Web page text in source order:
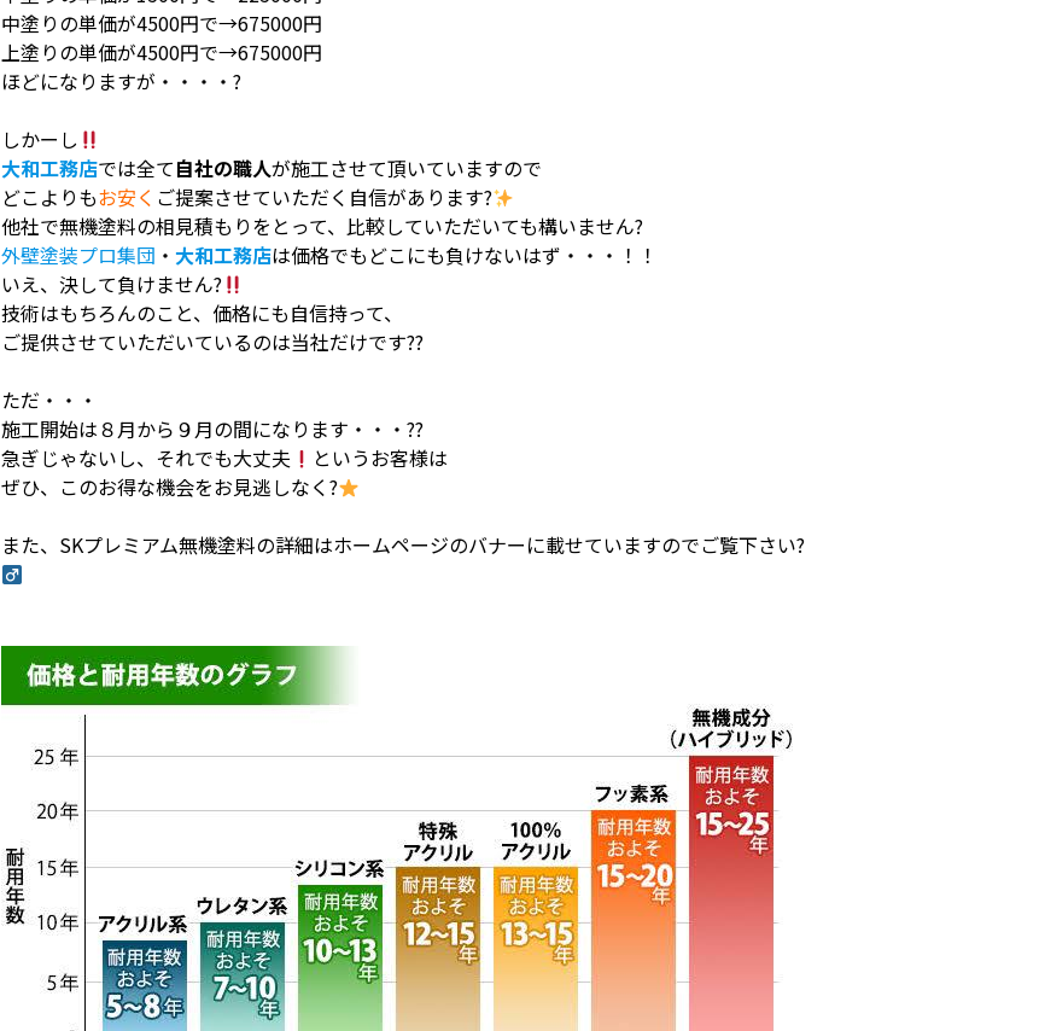
中塗りの単価が4500円で→675000円
上塗りの単価が4500円で→675000円
ほどになりますが・・・・?
しかーし
大和工務店では全て自社の職人が施工させて頂いていますので
どこよりもお安く ご提案させていただく自信があります?
他社で無機塗料の相見積もりをとって、比較していただいても構いません?
外壁塗装プロ集団 ・ 大和工務店は価格でもどこにも負けないはず・・・！！
いえ、決して負けません?
技術はもちろんのこと、価格にも自信持って、
ご提供させていただいているのは当社だけです??
ただ・・・
施工開始は８月から９月の間になります・・・??
急ぎじゃないし、それでも大丈夫
というお客様は
ぜひ、このお得な機会をお見逃しなく?
また、SKプレミアム無機塗料の詳細はホームページのバナーに載せていますのでご覧下さい?‍